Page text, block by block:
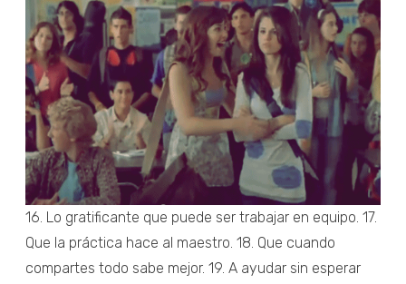
16. Lo gratificante que puede ser trabajar en equipo. 17.
Que la práctica hace al maestro. 18. Que cuando
compartes todo sabe mejor. 19. A ayudar sin esperar